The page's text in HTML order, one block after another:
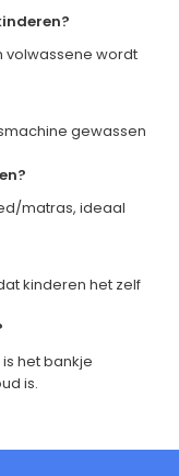
volwassene wordt
gewassen
matras, ideaal
kinderen het zelf
het bankje
is.